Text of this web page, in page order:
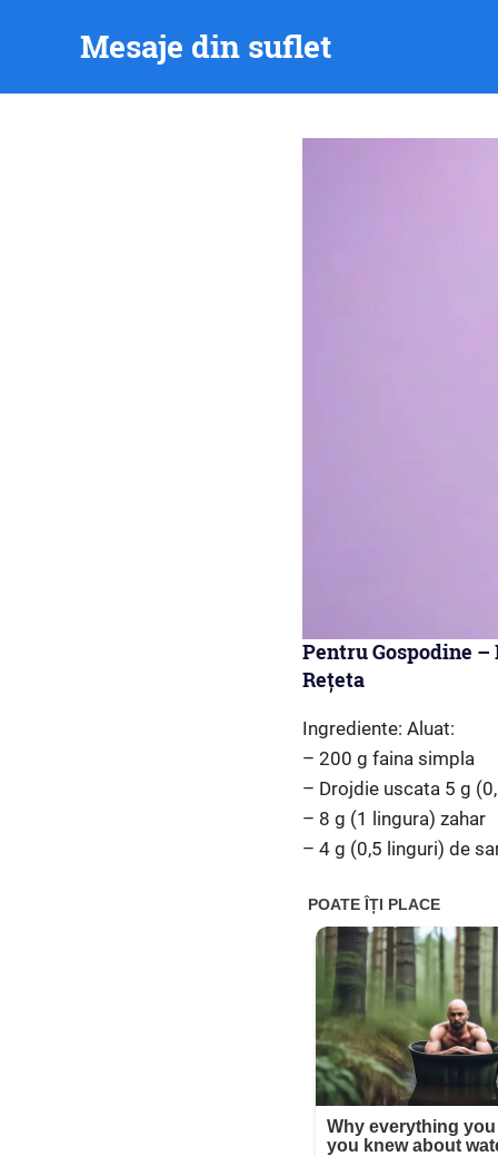
Mesaje din suflet
Pentru Gospodine
Rețeta
Ingrediente: Aluat:
– 200 g faina simpla
– Drojdie uscata 5 g
– 8 g (1 lingura) zahar
– 4 g (0,5 linguri) de